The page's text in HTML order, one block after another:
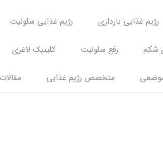
رژیم غذایی بارداری رژیم غذایی سلولیت
شکم رفع سلولیت کلینیک لاغری
متخصص رژیم غذایی